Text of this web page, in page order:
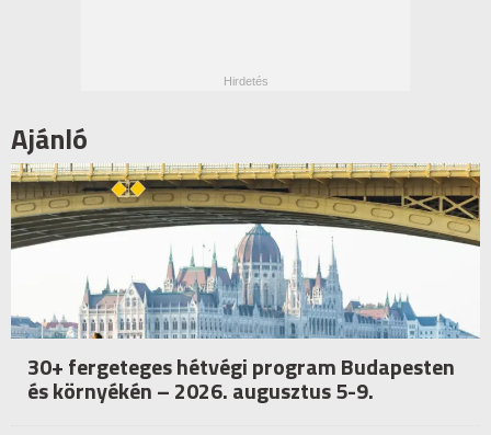
Ajánló
30+ fergeteges hétvégi program Budapesten
és környékén – 2026. augusztus 5-9.